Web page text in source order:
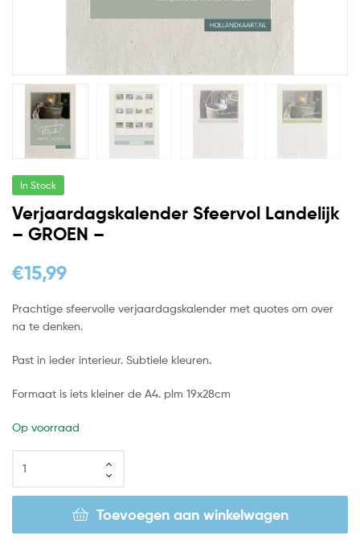
In Stock
Verjaardagskalender Sfeervol Landelijk
– GROEN –
€15,99
Prachtige sfeervolle verjaardagskalender met quotes om over
na te denken.
Past in ieder interieur. Subtiele kleuren.
Formaat is iets kleiner de A4. plm 19x28cm
Op voorraad
Toevoegen aan winkelwagen